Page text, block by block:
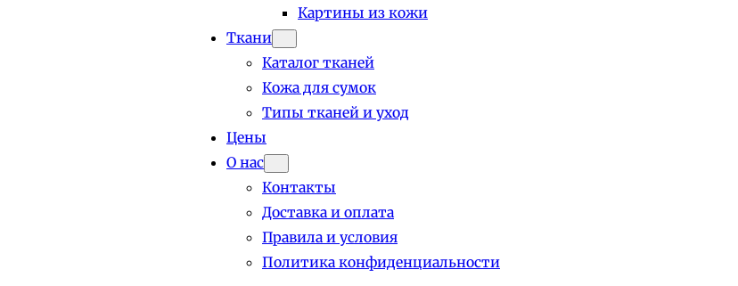
Картины из кожи
Ткани
Каталог тканей
Кожа для сумок
Типы тканей и уход
Цены
О нас
Контакты
Доставка и оплата
Правила и условия
Политика конфиденциальности